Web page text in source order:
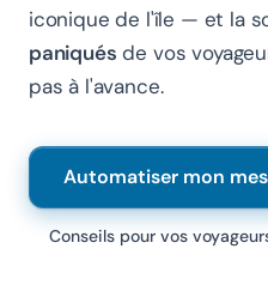
iconique de l'île — et la
paniqués de vos
pas à l'avance.
Automatiser mon
Conseils pour vos